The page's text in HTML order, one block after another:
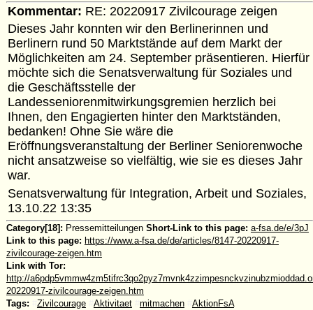
Kommentar: RE: 20220917 Zivilcourage zeigen
Dieses Jahr konnten wir den Berlinerinnen und
Berlinern rund 50 Marktstände auf dem Markt der
Möglichkeiten am 24. September präsentieren. Hierfür
möchte sich die Senatsverwaltung für Soziales und
die Geschäftsstelle der
Landesseniorenmitwirkungsgremien herzlich bei
Ihnen, den Engagierten hinter den Marktständen,
bedanken! Ohne Sie wäre die
Eröffnungsveranstaltung der Berliner Seniorenwoche
nicht ansatzweise so vielfältig, wie sie es dieses Jahr
war.
Senatsverwaltung für Integration, Arbeit und Soziales,
13.10.22 13:35
Category[18]: Pressemitteilungen Short-Link to this page: a-fsa.de/e/3pJ
Link to this page: https://www.a-fsa.de/de/articles/8147-20220917-
zivilcourage-zeigen.htm
Link with Tor:
http://
20220917-zivilcourage-zeigen.htm
Tags:
Zivilcourage Aktivitaet mitmachen
AktionFsA